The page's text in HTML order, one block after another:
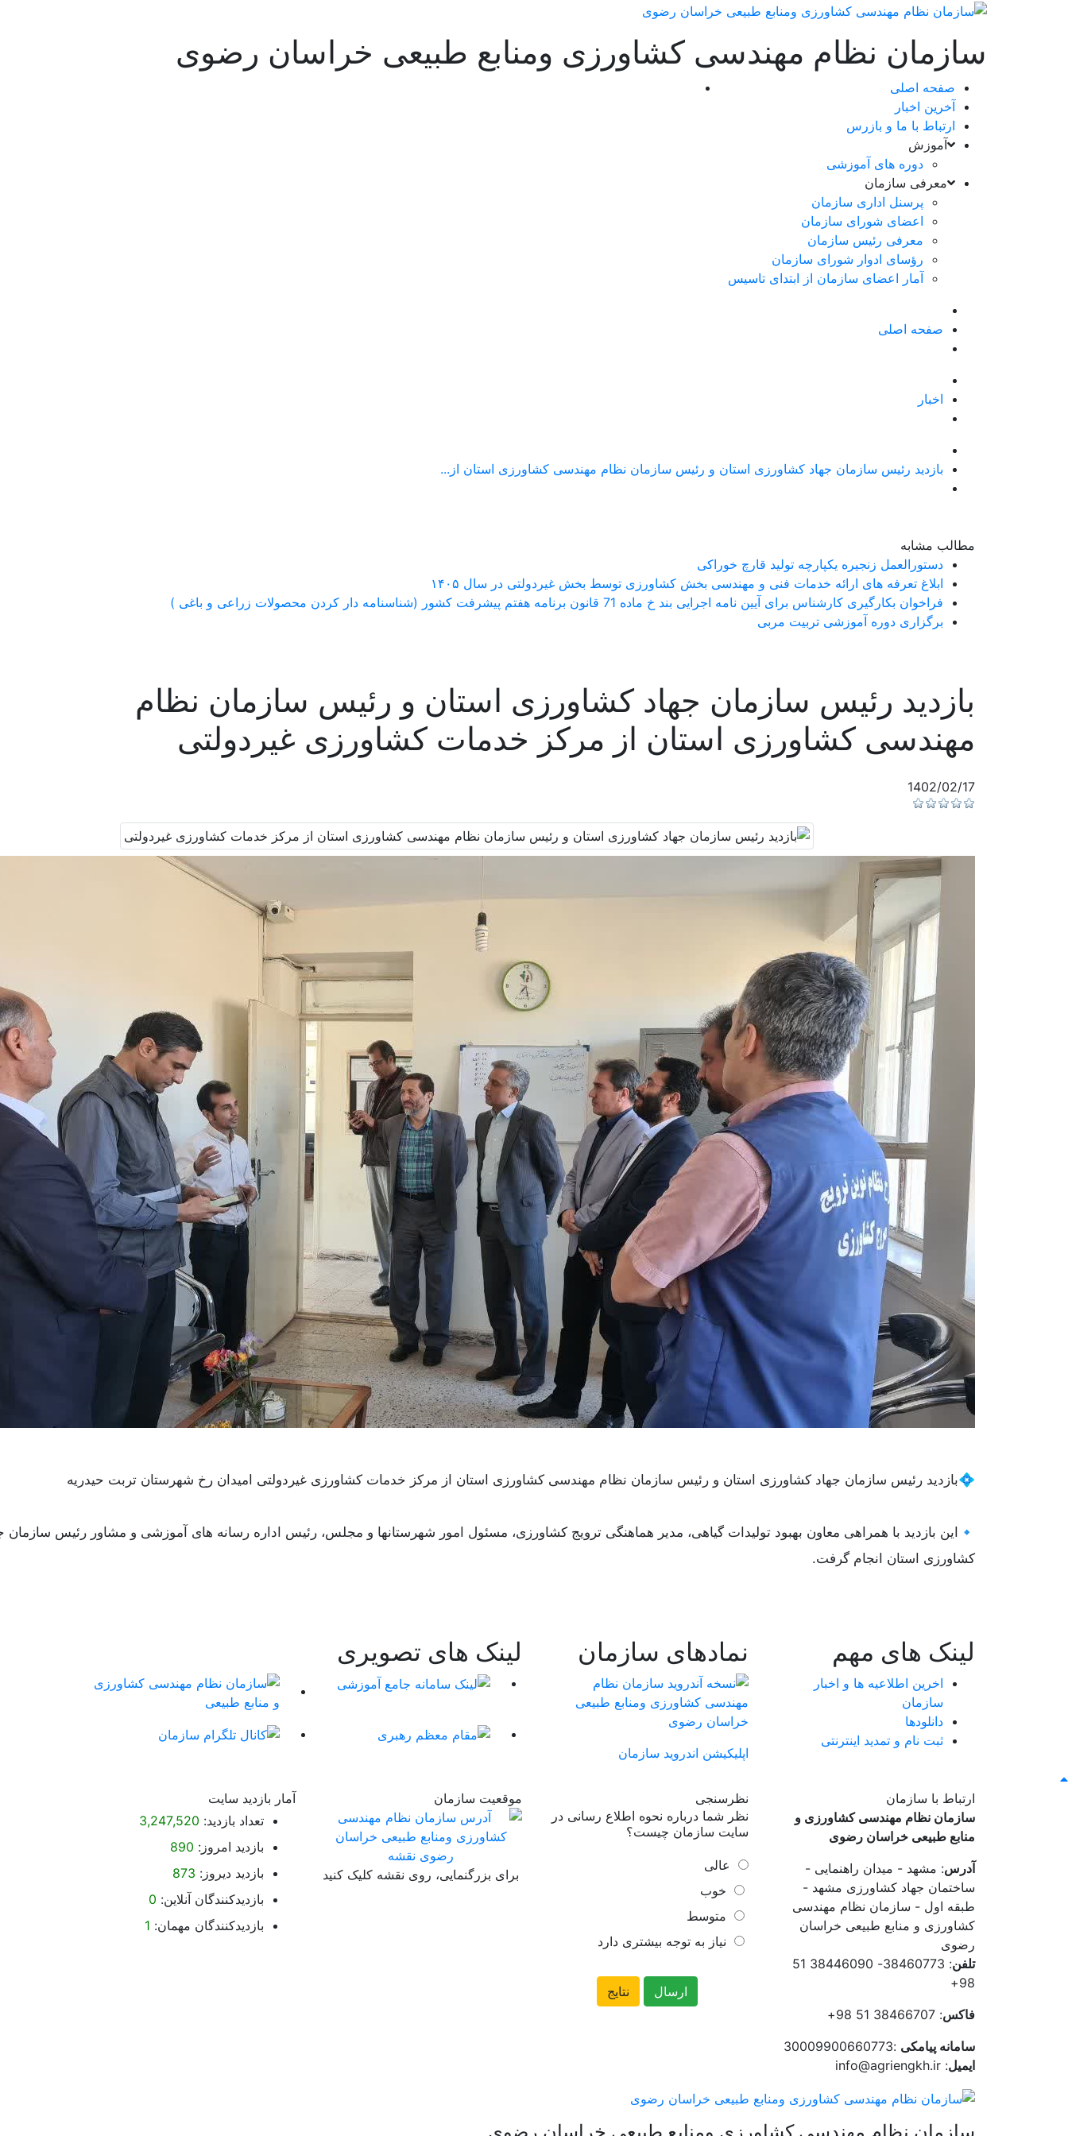
سازمان نظام مهندسی کشاورزی ومنابع طبیعی خراسان رضوی
صفحه اصلی
آخرین اخبار
ارتباط با ما و بازرس
آموزش
دوره های آموزشی
معرفی سازمان
پرسنل اداری سازمان
اعضای شورای سازمان
معرفی رئیس سازمان
رؤسای ادوار شورای سازمان
آمار اعضای سازمان از ابتدای تاسیس
صفحه اصلی
اخبار
بازدید رئیس سازمان جهاد کشاورزی استان و رئیس سازمان نظام مهندسی کشاورزی استان از...
مطالب مشابه
دستورالعمل زنجیره یکپارچه تولید قارچ خوراکی
ابلاغ تعرفه های ارائه خدمات فنی و مهندسی بخش کشاورزی توسط بخش غیردولتی در سال ۱۴۰۵
فراخوان بکارگیری کارشناس برای آیین نامه اجرایی بند خ ماده 71 قانون برنامه هفتم پیشرفت کشور (شناسنامه دار کردن محصولات زراعی و باغی )
برگزاری دوره آموزشی تربیت مربی
بازدید رئیس سازمان جهاد کشاورزی استان و رئیس سازمان نظام
مهندسی کشاورزی استان از مرکز خدمات کشاورزی غیردولتی
1402/02/17
💠بازدید رئیس سازمان جهاد کشاورزی استان و رئیس سازمان نظام مهندسی کشاورزی استان از مرکز خدمات کشاورزی غیردولتی امیدان رخ شهرستان تربت حیدریه
🔹این بازدید با همراهی معاون بهبود تولیدات گیاهی، مدیر هماهنگی ترویج کشاورزی، مسئول امور شهرستانها و مجلس، رئیس اداره رسانه های آموزشی و مشاور رئیس سازمان
کشاورزی استان انجام گرفت.
لینک های مهم
اخرین اطلاعیه ها و اخبار
سازمان
دانلودها
ثبت نام و تمدید اینترنتی
نمادهای سازمان
اپلیکیشن اندروید سازمان
لینک های تصویری
ارتباط با سازمان
سازمان نظام مهندسی کشاورزی و
منابع طبیعی خراسان رضوی
آدرس: مشهد - میدان راهنمایی -
ساختمان جهاد کشاورزی مشهد -
طبقه اول - سازمان نظام مهندسی
کشاورزی و منابع طبیعی خراسان
رضوی
تلفن
: 38460773- 38446090 51
98+
فاکس: 38466707 51 98+
سامانه پیامکی :30009900660773
ایمیل: info@agriengkh.ir
نظرسنجی
نظر شما درباره نحوه اطلاع رسانی در
سایت سازمان چیست؟
عالی
خوب
متوسط
نیاز به توجه بیشتری دارد
موقعیت سازمان
برای بزرگنمایی، روی نقشه کلیک کنید
آمار بازدید سایت
تعداد بازدید: 3,247,520
بازدید امروز:
بازدید دیروز:
بازدیدکنندگان آنلاین:
بازدیدکنندگان مهمان: